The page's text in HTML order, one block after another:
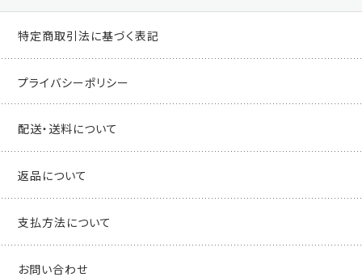
特定商取引法に基づく表記
プライバシーポリシー
配送・送料について
返品について
支払方法について
お問い合わせ